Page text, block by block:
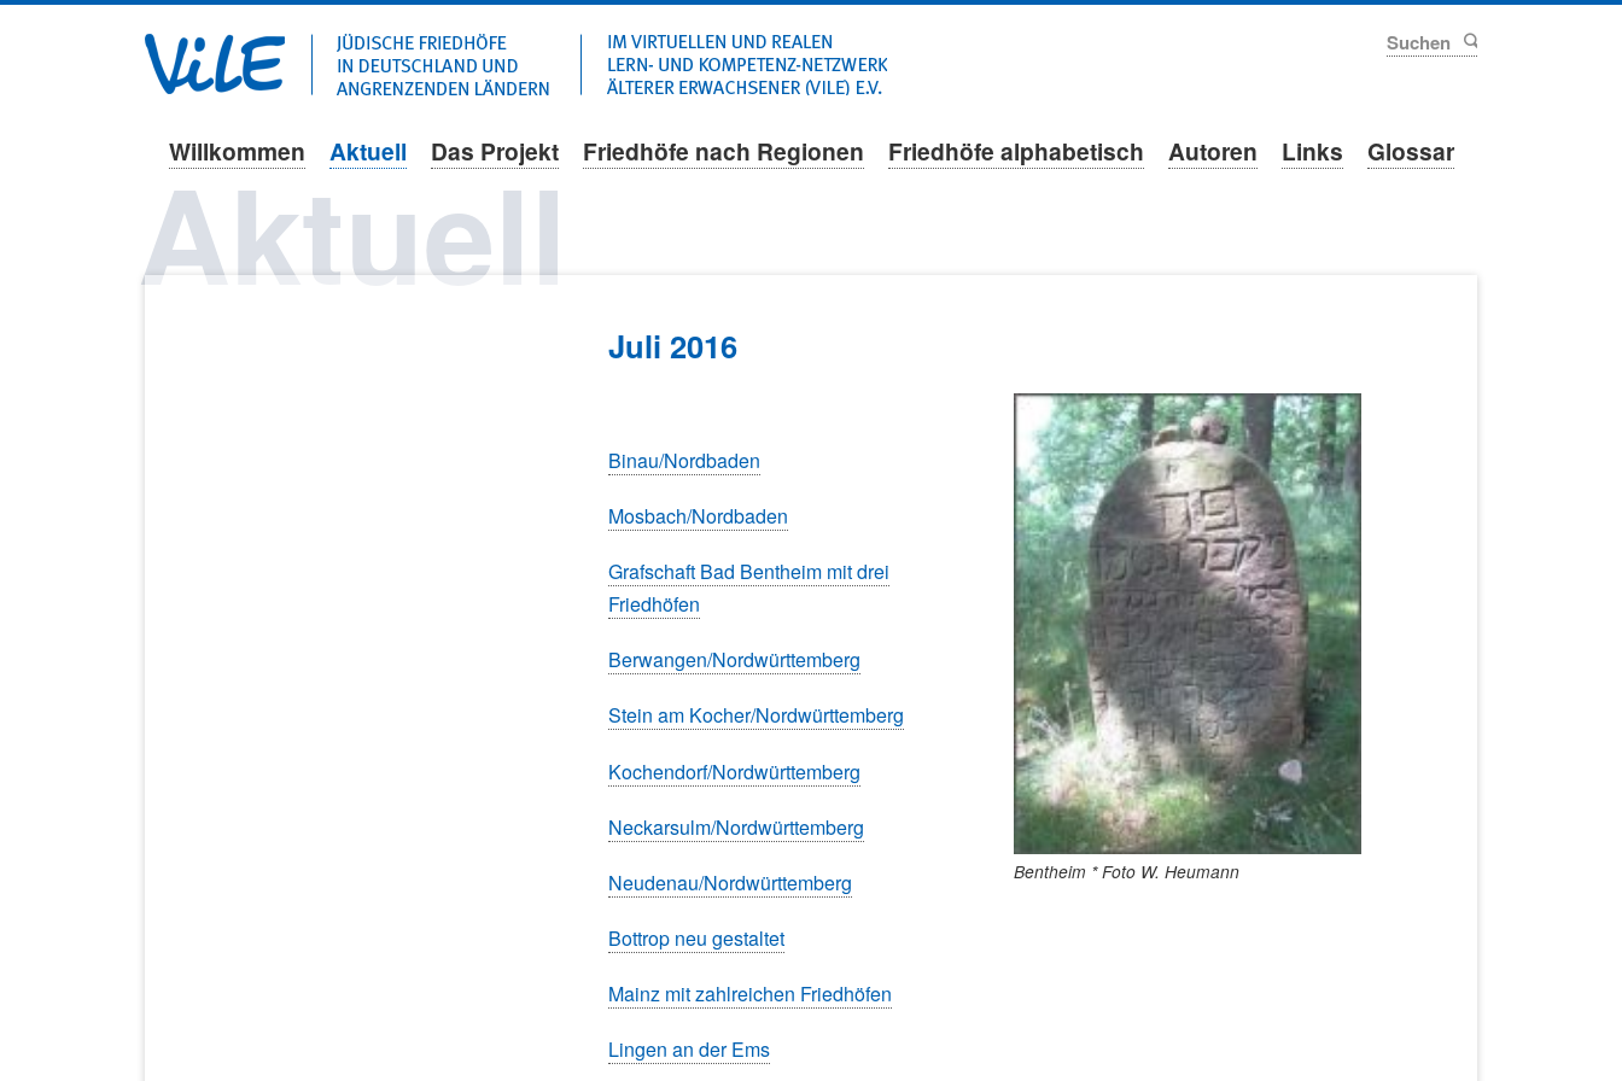
Navigation
Willkommen Aktuell Das Projekt Friedhöfe nach Regionen Friedhöfe alphabetisch Autoren Links Glossar
Aktuell
Juli 2016
Bentheim * Foto W. Heumann
Binau/Nordbaden
Mosbach/Nordbaden
Grafschaft Bad Bentheim mit drei
Friedhöfen
Berwangen/Nordwürttemberg
Stein am Kocher/Nordwürttemberg
Kochendorf/Nordwürttemberg
Neckarsulm/Nordwürttemberg
Neudenau/Nordwürttemberg
Bottrop neu gestaltet
Mainz mit zahlreichen Friedhöfen
Lingen an der Ems